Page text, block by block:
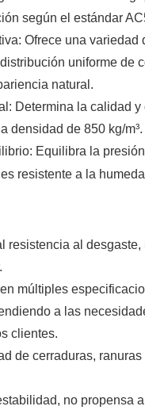
según el estándar
Ofrece una variedad
uniforme de
natural.
Determina la calidad y
densidad de 850 kg/m³.
Equilibra la
resistente a la
resistencia al desgaste,
múltiples
a las
clientes.
de cerraduras,
no propensa